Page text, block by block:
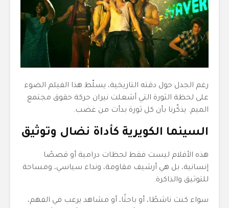
رغم الجدل حول دقته التاريخية، يسلّط هذا الفيلم الضوء
على لحظة الثورة التي أشعلت نيران حركة حقوق مجتمع
الميم. يذكّرنا بأن كل ثورة بدأت من غضب.
السينما الكويرية كأداة نضال وتوثيق
هذه الأفلام ليست فقط لحظات درامية أو قصصًا
إنسانية، بل هي أرشيف مقاومة، ونداء سياسي، ومساحة
للتوثيق والذاكرة.
سواء كنت ناشطًا، أو باحثًا، أو مشاهد يرغب في الفهم،